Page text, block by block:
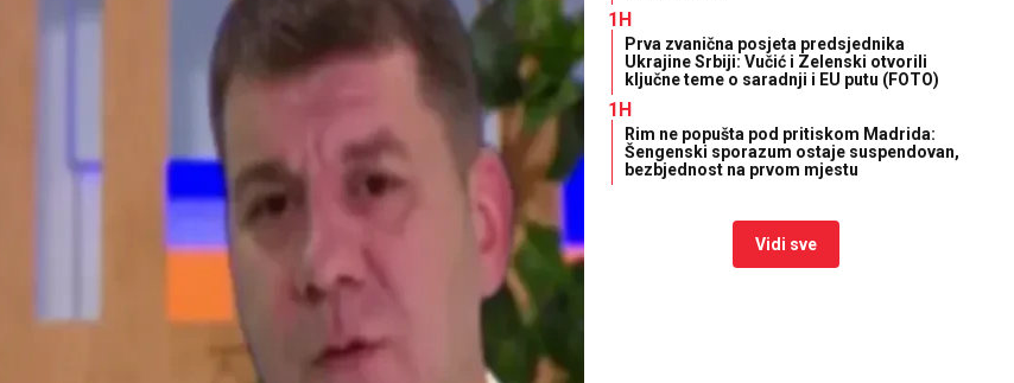
1H
Prva zvanična posjeta predsjednika
Ukrajine Srbiji: Vučić i Zelenski otvorili
ključne teme o saradnji i EU putu (FOTO)
1H
Rim ne popušta pod pritiskom Madrida:
Šengenski sporazum ostaje suspendovan,
bezbjednost na prvom mjestu
Vidi sve